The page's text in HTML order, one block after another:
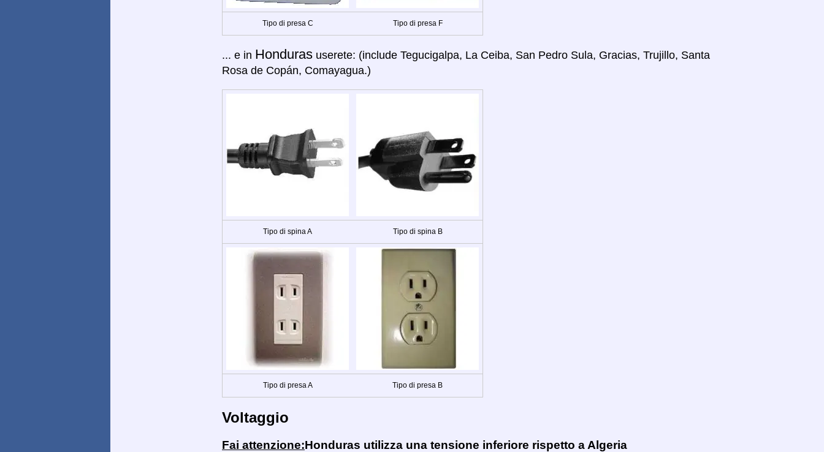
Tipo di presa C Tipo di presa F
... e in Honduras userete: (include Tegucigalpa, La Ceiba, San Pedro Sula, Gracias, Trujillo, Santa
Rosa de Copán, Comayagua.)
Tipo di spina A Tipo di spina B
Tipo di presa A Tipo di presa B
Voltaggio
Fai attenzione:Honduras utilizza una tensione inferiore rispetto a Algeria